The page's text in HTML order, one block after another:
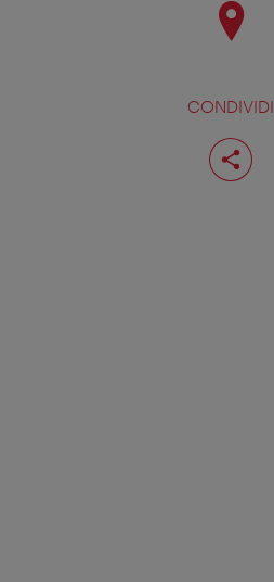
CONDIVIDI
pagina